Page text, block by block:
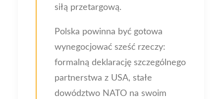
siłą przetargową.
Polska powinna być gotowa
wynegocjować sześć rzeczy:
formalną deklarację szczególnego
partnerstwa z USA, stałe
dowództwo NATO na swoim